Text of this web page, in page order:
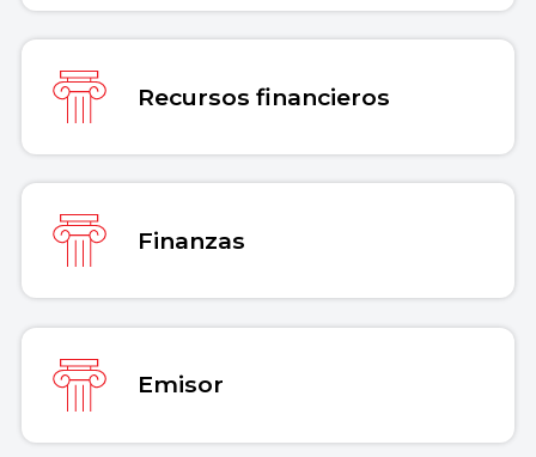
Recursos financieros
Finanzas
Emisor